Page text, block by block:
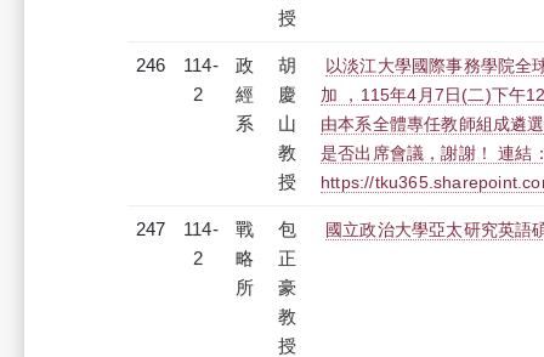
授
246
114-
2
政
經
系
胡
慶
山
教
授
以淡江大學國際事務學院全
加 ，115年4月7日(二)下午
由本系全體專任教師組成遴
是否出席會議，謝謝！ 連結
https://
247
114-
2
戰
略
所
包
正
豪
教
授
國立政治大學亞太研究英語